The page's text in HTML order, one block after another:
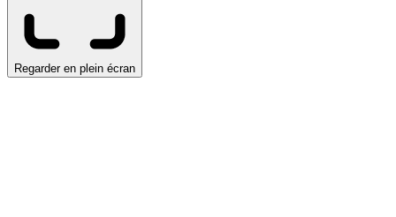
Regarder en plein écran